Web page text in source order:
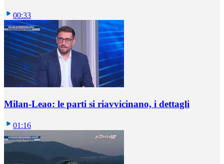
00:33
Milan-Leao: le parti si riavvicinano, i dettagli
01:16